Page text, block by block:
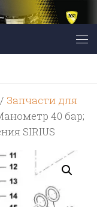
/ Запчасти для
40 бар;
SIRIUS